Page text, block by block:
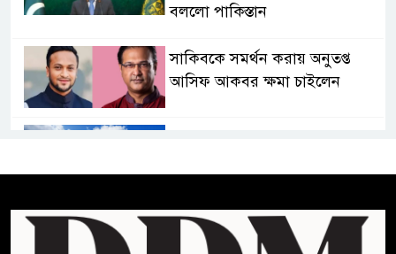
বললো পাকিস্তান
সাকিবকে সমর্থন করায় অনুতপ্ত
আসিফ আকবর ক্ষমা চাইলেন
প্রথম শ্রেণি ছাড়া অন্য সব শ্রেণিতে
হবে ভর্তি পরীক্ষা: শিক্ষা মন্ত্রণালয়